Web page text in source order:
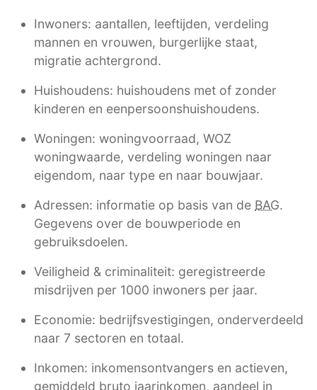
Inwoners: aantallen, leeftijden, verdeling
mannen en vrouwen, burgerlijke staat,
migratie achtergrond.
Huishoudens: huishoudens met of zonder
kinderen en eenpersoonshuishoudens.
Woningen: woningvoorraad, WOZ
woningwaarde, verdeling woningen naar
eigendom, naar type en naar bouwjaar.
Adressen: informatie op basis van de BAG.
Gegevens over de bouwperiode en
gebruiksdoelen.
Veiligheid & criminaliteit: geregistreerde
misdrijven per 1000 inwoners per jaar.
Economie: bedrijfsvestigingen, onderverdeeld
naar 7 sectoren en totaal.
Inkomen: inkomensontvangers en actieven,
gemiddeld bruto jaarinkomen, aandeel in